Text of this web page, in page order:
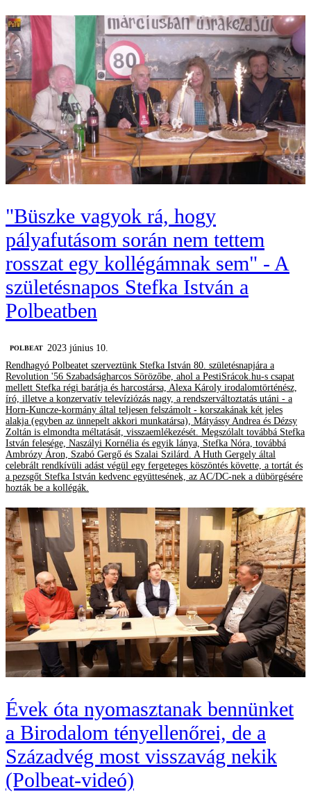
"Büszke vagyok rá, hogy
pályafutásom során nem tettem
rosszat egy kollégámnak sem" - A
születésnapos Stefka István a
Polbeatben
‎POLBEAT 2023 június 10.
Rendhagyó Polbeatet szerveztünk Stefka István 80. születésnapjára a
Revolution '56 Szabadságharcos Sörözőbe, ahol a PestiSrácok.hu-s csapat
mellett Stefka régi barátja és harcostársa, Alexa Károly irodalomtörténész,
író, illetve a konzervatív televíziózás nagy, a rendszerváltoztatás utáni - a
Horn-Kuncze-kormány által teljesen felszámolt - korszakának két jeles
alakja (egyben az ünnepelt akkori munkatársa), Mátyássy Andrea és Dézsy
Zoltán is elmondta méltatását, visszaemlékezését. Megszólalt továbbá Stefka
István felesége, Naszályi Kornélia és egyik lánya, Stefka Nóra, továbbá
Ambrózy Áron, Szabó Gergő és Szalai Szilárd. A Huth Gergely által
celebrált rendkívüli adást végül egy fergeteges köszöntés követte, a tortát és
a pezsgőt Stefka István kedvenc együttesének, az AC/DC-nek a dübörgésére
hozták be a kollégák.
Évek óta nyomasztanak bennünket
a Birodalom tényellenőrei, de a
Századvég most visszavág nekik
(Polbeat-videó)